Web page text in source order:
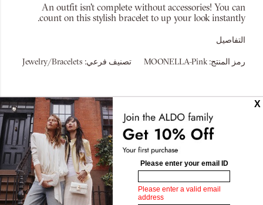
An outfit isn't complete without accessories! You can
count on this stylish bracelet to up your look instantly.
التفاصيل
رمز المنتج: MOONELLA-Pink تصنيف فرعي: Jewelry/Bracelets
تصاميم مشابهة